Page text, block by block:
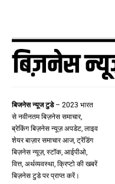
बिजनेस न्यूज टुडे– 2023 भारत
से नवीनतम बिज़नेस समाचार,
ब्रेकिंग बिज़नेस न्यूज़ अपडेट, लाइव
शेयर बाज़ार समाचार आज, ट्रेंडिंग
बिज़नेस न्यूज़, स्टॉक, आईपीओ,
वित्त, अर्थव्यवस्था, क्रिप्टो की खबरें
बिज़नेस टुडे पर प्राप्त करें।